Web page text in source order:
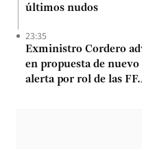
últimos nudos
23:35
Exministro Cordero
en propuesta de
alerta por rol de las